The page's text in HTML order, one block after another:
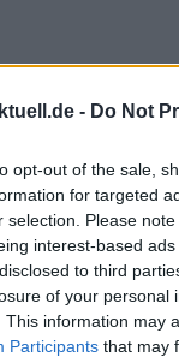
- Do Not
opt-out of the sale,
for targeted
selection. Please
interest-based
to third
of your personal
This information may
Participants that may
Art
Der
Korrektur,
Schluss